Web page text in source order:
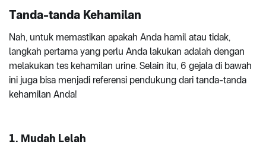
Tanda-tanda Kehamilan
Nah, untuk memastikan apakah Anda hamil atau tidak,
langkah pertama yang perlu Anda lakukan adalah dengan
melakukan tes kehamilan urine. Selain itu, 6 gejala di bawah
ini juga bisa menjadi referensi pendukung dari tanda-tanda
kehamilan Anda!
1. Mudah Lelah